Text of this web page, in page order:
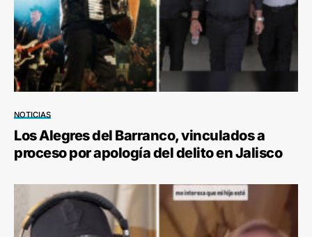
NOTICIAS
Los Alegres del Barranco, vinculados a
proceso por apología del delito en Jalisco